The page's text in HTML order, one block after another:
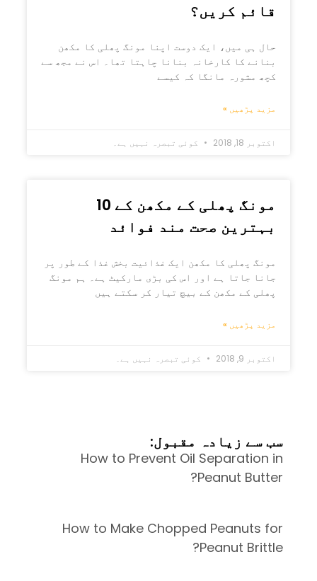
قائم کریں؟
حال ہی میں، ایک دوست اپنا مونگ پھلی کا مکھن
بنانے کا کارخانہ بنانا چاہتا تھا۔ اس نے مجھ سے
کچھ مشورہ مانگا کہ کیسے
مزید پڑھیں »
اکتوبر 18, 2018 کوئی تبصرہ نہیں ہے۔
مونگ پھلی کے مکھن کے 10
بہترین صحت مند فوائد
مونگ پھلی کا مکھن ایک غذائیت بخش غذا کے طور پر
جانا جاتا ہے اور اس کی بڑی مارکیٹ ہے۔ ہم مونگ
پھلی کے مکھن کے بیچ تیار کر سکتے ہیں
مزید پڑھیں »
اکتوبر 9, 2018 کوئی تبصرہ نہیں ہے۔
سب سے زیادہ مقبول:
How to Prevent Oil Separation in
Peanut Butter?
How to Make Chopped Peanuts for
Peanut Brittle?